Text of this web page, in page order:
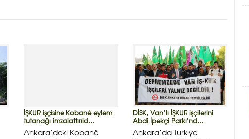
İŞKUR işçisine Kobanê eylem
tutanağı imzalattırıld...
Ankara’daki Kobanê
DİSK, Van’lı İŞKUR işçilerini
Abdi İpekçi Parkı’nd...
Ankara’da Türkiye